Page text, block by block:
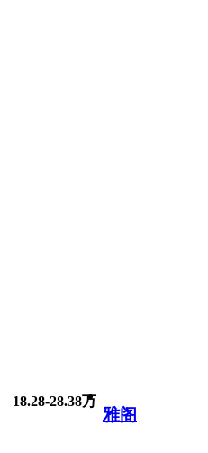
18.28-28.38万
雅阁